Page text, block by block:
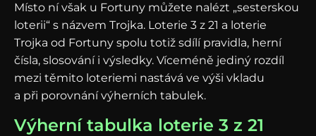
Místo ní však u Fortuny můžete nalézt „sesterskou
loterii“ s názvem Trojka. Loterie 3 z 21 a loterie
Trojka od Fortuny spolu totiž sdílí pravidla, herní
čísla, slosování i výsledky. Víceméně jediný rozdíl
mezi těmito loteriemi nastává ve výši vkladu
a při porovnání výherních tabulek.
Výherní tabulka loterie 3 z 21